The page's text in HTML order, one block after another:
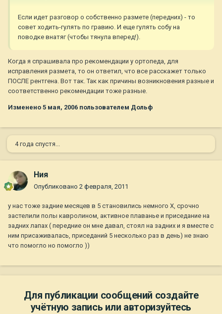
Если идет разговор о собственно размете (передних) - то
совет ходить-гулять по гравию. И еще гулять собу на
поводке внатяг (чтобы тянула вперед!).
Когда я спрашивала про рекомендации у ортопеда, для
исправления размета, то он ответил, что все расскажет только
ПОСЛЕ рентгена. Вот так. Так как причины возникновения разные и
соответственно рекомендации тоже разные.
Изменено 5 мая, 2006 пользователем Дольф
4 года спустя...
Ния
Опубликовано 2 февраля, 2011
у нас тоже задние месяцев в 5 становились немного Х, срочно
застелили полы кавролином, активное плаванье и приседание на
задних лапах ( передние он мне давал, стоял на задних и я вместе с
ним присаживалась, приседаний 5 несколько раз в день) не знаю
что помогло но помогло ))
Для публикации сообщений создайте
учётную запись или авторизуйтесь